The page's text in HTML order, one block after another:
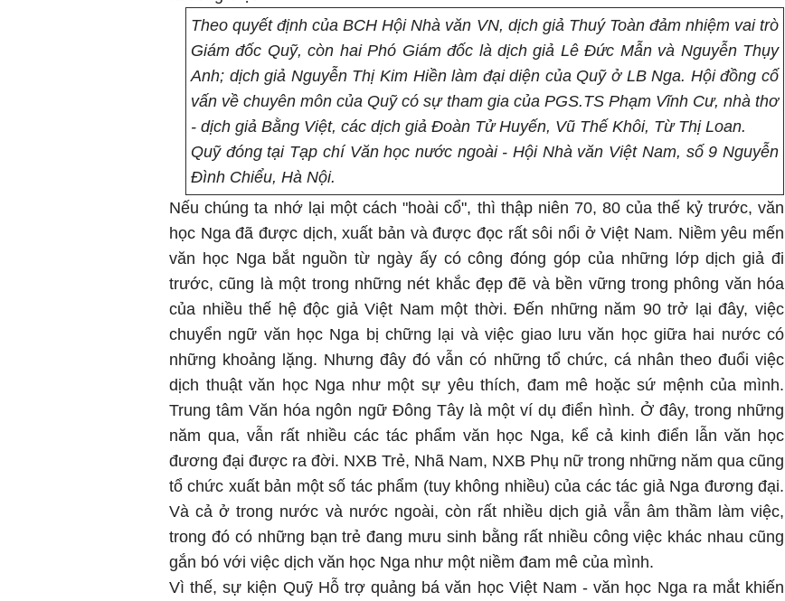
Theo quyết định của BCH Hội Nhà văn VN, dịch giả Thuý Toàn đảm nhiệm vai trò
Giám đốc Quỹ, còn hai Phó Giám đốc là dịch giả Lê Đức Mẫn và Nguyễn Thụy
Anh; dịch giả Nguyễn Thị Kim Hiền làm đại diện của Quỹ ở LB Nga. Hội đồng cố
vấn về chuyên môn của Quỹ có sự tham gia của PGS.TS Phạm Vĩnh Cư, nhà thơ
- dịch giả Bằng Việt, các dịch giả Đoàn Tử Huyến, Vũ Thế Khôi, Từ Thị Loan.
Quỹ đóng tại Tạp chí Văn học nước ngoài - Hội Nhà văn Việt Nam, số 9 Nguyễn
Đình Chiểu, Hà Nội.
Nếu chúng ta nhớ lại một cách "hoài cổ", thì thập niên 70, 80 của thế kỷ trước, văn
học Nga đã được dịch, xuất bản và được đọc rất sôi nổi ở Việt Nam. Niềm yêu mến
văn học Nga bắt nguồn từ ngày ấy có công đóng góp của những lớp dịch giả đi
trước, cũng là một trong những nét khắc đẹp đẽ và bền vững trong phông văn hóa
của nhiều thế hệ độc giả Việt Nam một thời. Đến những năm 90 trở lại đây, việc
chuyển ngữ văn học Nga bị chững lại và việc giao lưu văn học giữa hai nước có
những khoảng lặng. Nhưng đây đó vẫn có những tổ chức, cá nhân theo đuổi việc
dịch thuật văn học Nga như một sự yêu thích, đam mê hoặc sứ mệnh của mình.
Trung tâm Văn hóa ngôn ngữ Đông Tây là một ví dụ điển hình. Ở đây, trong những
năm qua, vẫn rất nhiều các tác phẩm văn học Nga, kể cả kinh điển lẫn văn học
đương đại được ra đời. NXB Trẻ, Nhã Nam, NXB Phụ nữ trong những năm qua cũng
tổ chức xuất bản một số tác phẩm (tuy không nhiều) của các tác giả Nga đương đại.
Và cả ở trong nước và nước ngoài, còn rất nhiều dịch giả vẫn âm thầm làm việc,
trong đó có những bạn trẻ đang mưu sinh bằng rất nhiều công việc khác nhau cũng
gắn bó với việc dịch văn học Nga như một niềm đam mê của mình.
Vì thế, sự kiện Quỹ Hỗ trợ quảng bá văn học Việt Nam - văn học Nga ra mắt khiến